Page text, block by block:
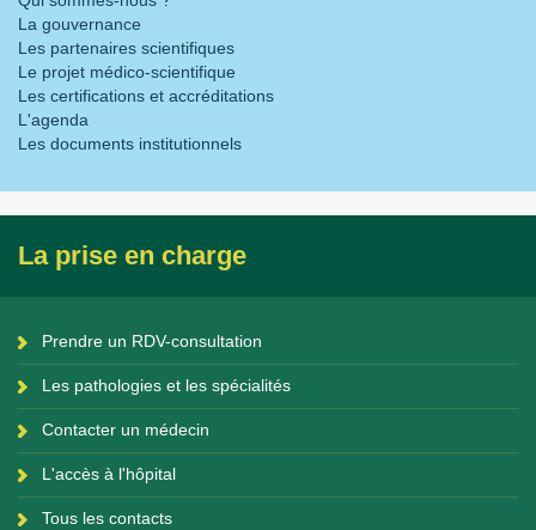
La gouvernance
Les partenaires scientifiques
Le projet médico-scientifique
Les certifications et accréditations
L'agenda
Les documents institutionnels
La prise en charge
Prendre un RDV-consultation
Les pathologies et les spécialités
Contacter un médecin
L'accès à l'hôpital
Tous les contacts